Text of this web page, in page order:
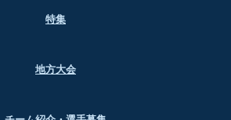
特集
地方大会